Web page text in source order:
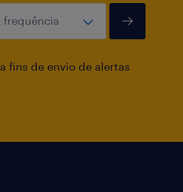
fins de envio de alertas